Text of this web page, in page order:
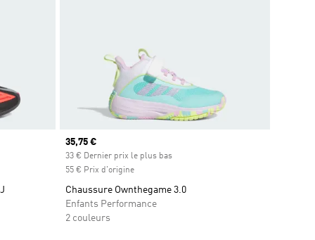
Prix actuel
35,75 €
33 € Dernier prix le plus bas
55 € Prix d'origine
Chaussure Ownthegame 3.0
Enfants Performance
2 couleurs